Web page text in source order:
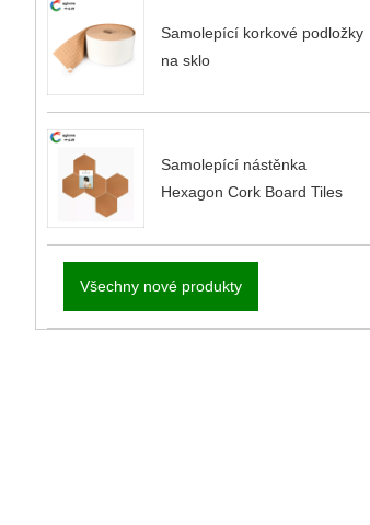
Samolepící korkové podložky
na sklo
Samolepící nástěnka
Hexagon Cork Board Tiles
Všechny nové produkty